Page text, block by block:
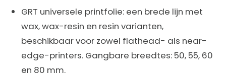
GRT universele printfolie: een brede lijn met
wax, wax-resin en resin varianten,
beschikbaar voor zowel flathead- als near-
edge-printers. Gangbare breedtes: 50, 55, 60
en 80 mm.